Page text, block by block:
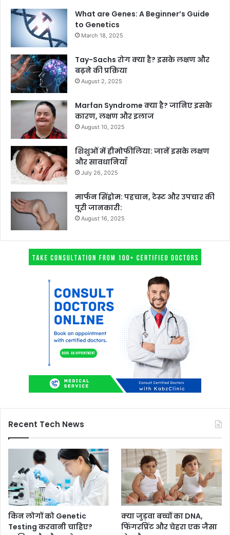
What are Genes: A Beginner’s Guide
to Genetics
March 18, 2025
Tay-Sachs रोग क्या है? इसके लक्षण और
बढ़ने की प्रक्रिया
August 2, 2025
Marfan Syndrome क्या है? जानिए इसके
कारण, लक्षण और इलाज
August 10, 2025
शिशुओं में हीमोफीलिया: जानें इसके लक्षण
और सावधानियाँ
July 26, 2025
मार्फन सिंड्रोम: पहचान, टेस्ट और उपचार की
पूरी जानकारी:
August 16, 2025
Recent Tech News
किन लोगों को Genetic
Testing करवानी चाहिए?
क्या जुड़वा बच्चों का DNA,
फिंगरप्रिंट और चेहरा एक जैसा